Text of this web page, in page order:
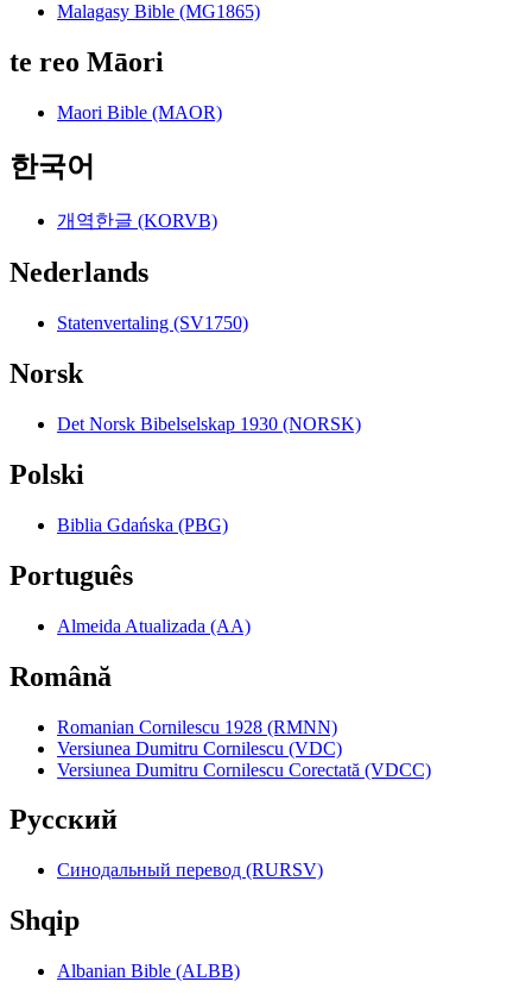
Malagasy Bible (MG1865)
te reo Māori
Maori Bible (MAOR)
한국어
개역한글 (KORVB)
Nederlands
Statenvertaling (SV1750)
Norsk
Det Norsk Bibelselskap 1930 (NORSK)
Polski
Biblia Gdańska (PBG)
Português
Almeida Atualizada (AA)
Română
Romanian Cornilescu 1928 (RMNN)
Versiunea Dumitru Cornilescu (VDC)
Versiunea Dumitru Cornilescu Corectată (VDCC)
Pyccкий
Синодальный перевод (RURSV)
Shqip
Albanian Bible (ALBB)